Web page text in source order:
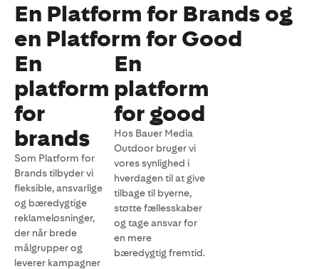
En Platform for Brands og
en Platform for Good
En
platform
for
brands
Som Platform for
Brands tilbyder vi
fleksible, ansvarlige
og bæredygtige
reklameløsninger,
der når brede
målgrupper og
leverer kampagner
En
platform
for good
Hos Bauer Media
Outdoor bruger vi
vores synlighed i
hverdagen til at give
tilbage til byerne,
støtte fællesskaber
og tage ansvar for
en mere
bæredygtig fremtid.